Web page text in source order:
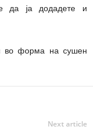
да ја додадете и
во форма на сушен
Next article